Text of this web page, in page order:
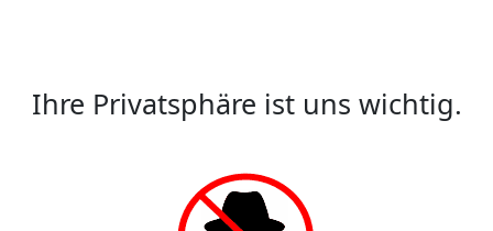
Ihre Privatsphäre ist uns wichtig.